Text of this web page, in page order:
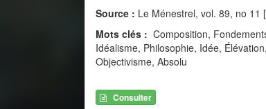
Source : Le Ménestrel, vol. 89, no 11
Mots clés : Composition,
Idéalisme, Philosophie, Idée,
Objectivisme, Absolu
Consulter